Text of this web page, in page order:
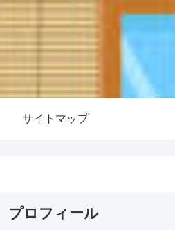
サイトマップ
プロフィール